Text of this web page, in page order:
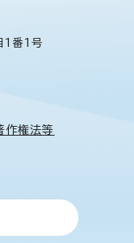
1番1号
作権法等